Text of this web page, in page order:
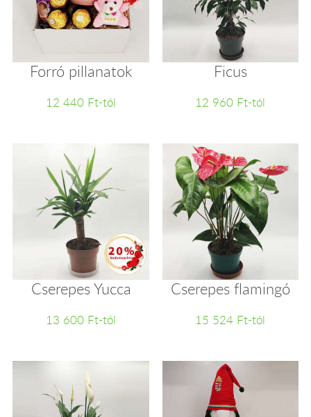
Forró pillanatok
12 440 Ft-tól
Ficus
12 960 Ft-tól
Cserepes Yucca
13 600 Ft-tól
Cserepes flamingó
15 524 Ft-tól